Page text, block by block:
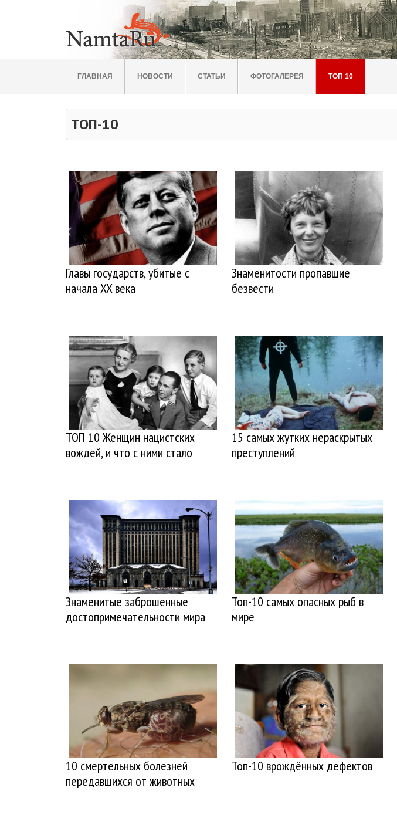
ГЛАВНАЯ НОВОСТИ СТАТЬИ ФОТОГАЛЕРЕЯ ТОП 10
ТОП-10
Главы государств, убитые с
начала XX века
Знаменитости пропавшие
безвести
ТОП 10 Женщин нацистских
вождей, и что с ними стало
15 самых жутких нераскрытых
преступлений
Знаменитые заброшенные
достопримечательности мира
Топ-10 самых опасных рыб в
мире
10 смертельных болезней
передавшихся от животных
Топ-10 врождённых дефектов